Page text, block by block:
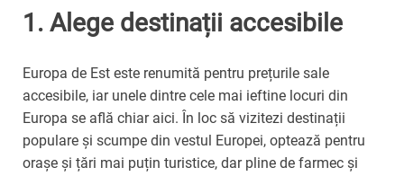
1. Alege destinații accesibile
Europa de Est este renumită pentru prețurile sale
accesibile, iar unele dintre cele mai ieftine locuri din
Europa se află chiar aici. În loc să vizitezi destinații
populare și scumpe din vestul Europei, optează pentru
orașe și țări mai puțin turistice, dar pline de farmec și